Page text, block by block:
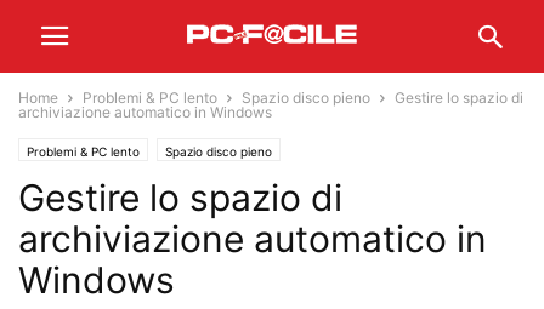
Home Problemi & PC lento Spazio disco pieno
Gestire lo spazio di
archiviazione automatico in Windows
Problemi & PC lento Spazio disco pieno
Gestire lo spazio di
archiviazione automatico in
Windows